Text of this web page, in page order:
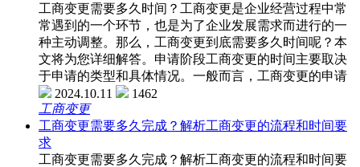
工商变更需要多久时间？工商变更是企业经营过程中常
常遇到的一个环节，也是为了企业发展需求而进行的一
种主动调整。那么，工商变更到底需要多久时间呢？本
文将为您详细解答。申请阶段工商变更的时间主要取决
于申请的类型和具体情况。一般而言，工商变更的申请
2024.10.11
1462
工商变更
工商变更需要多久完成？解析工商变更的流程和时间要
求
工商变更需要多久完成？解析工商变更的流程和时间要